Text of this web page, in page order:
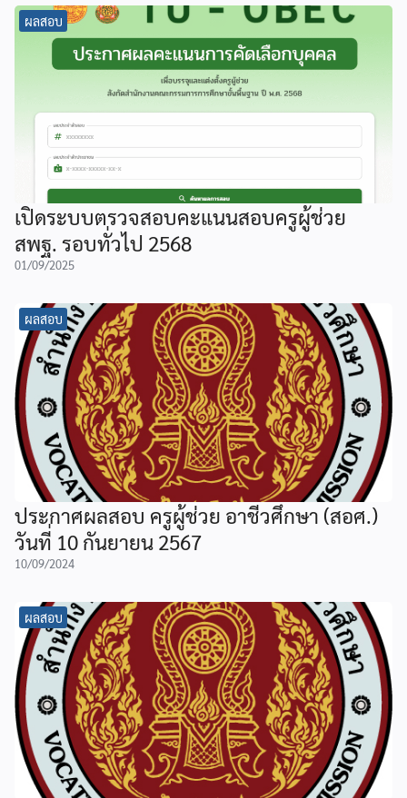
ผลสอบ
เปิดระบบตรวจสอบคะแนนสอบครูผู้ช่วย
สพฐ. รอบทั่วไป 2568
01/09/2025
ผลสอบ
ประกาศผลสอบ ครูผู้ช่วย อาชีวศึกษา (สอศ.)
วันที่ 10 กันยายน 2567
10/09/2024
ผลสอบ